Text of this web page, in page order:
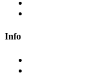
Info